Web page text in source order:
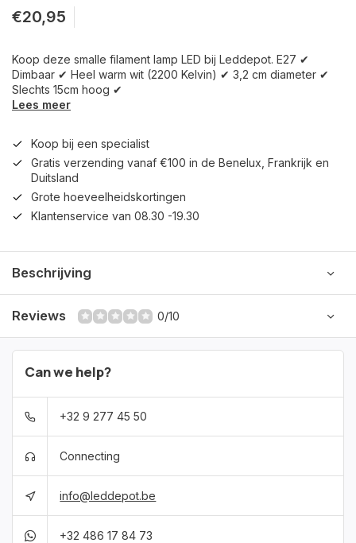
€20,95
Koop deze smalle filament lamp LED bij Leddepot. E27 ✔
Dimbaar ✔ Heel warm wit (2200 Kelvin) ✔ 3,2 cm diameter ✔
Slechts 15cm hoog ✔
Lees meer
Koop bij een specialist
Gratis verzending vanaf €100 in de Benelux, Frankrijk en
Duitsland
Grote hoeveelheidskortingen
Klantenservice van 08.30 -19.30
Beschrijving
Reviews 0/10
Can we help?
+32 9 277 45 50
Connecting
info@leddepot.be
+32 486 17 84 73